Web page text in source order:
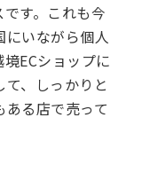
す。これも今
にいながら個人
ECショップに
、しっかりと
る店で売って